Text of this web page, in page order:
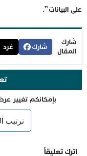
على البيانات”.
شارك
المقال
شارك غرد
بإمكانكم تغيير
اترك تعليقاً